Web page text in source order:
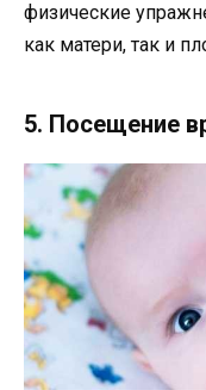
физические
как матери, так и
5. Посещение